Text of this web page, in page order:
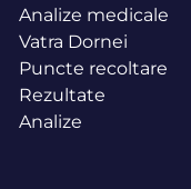
Analize medicale
Vatra Dornei
Puncte recoltare
Rezultate
Analize